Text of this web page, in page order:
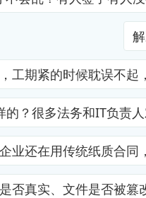
期紧的时候耽误
很多法务和IT负
还在用传统纸质合
真实、文件是否